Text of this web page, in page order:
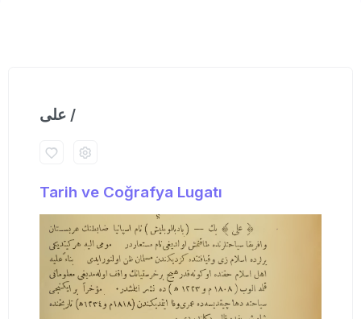
علی /
Tarih ve Coğrafya Lugatı